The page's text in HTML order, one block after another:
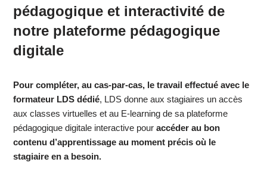
pédagogique et interactivité de
notre plateforme pédagogique
digitale
Pour compléter, au cas-par-cas, le travail effectué avec le
formateur LDS dédié, LDS donne aux stagiaires un accès
aux classes virtuelles et au E-learning de sa plateforme
pédagogique digitale interactive pouraccéder au bon
contenu d’apprentissage au moment précis où le
stagiaire en a besoin.